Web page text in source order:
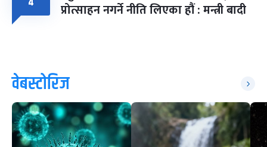
प्रोत्साहन नगर्ने नीति लिएका हौं : मन्त्री बादी
वेबस्टोरिज